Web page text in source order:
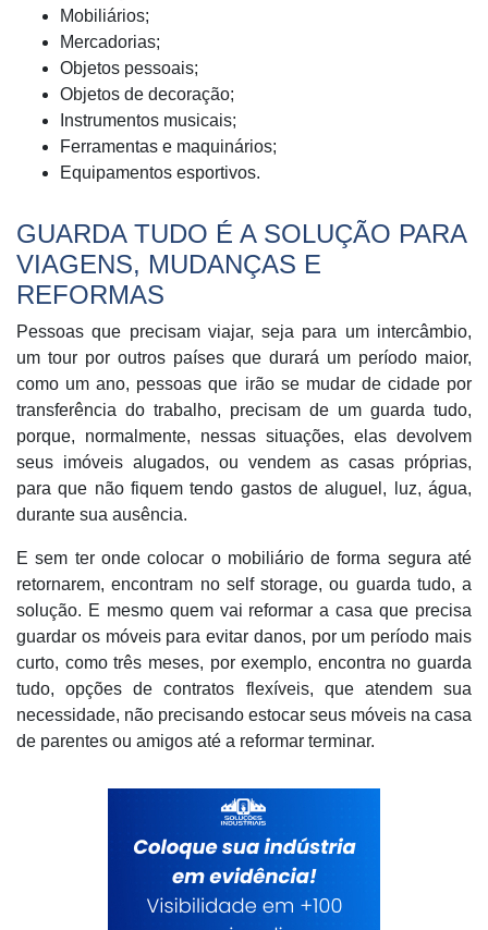
Mobiliários;
Mercadorias;
Objetos pessoais;
Objetos de decoração;
Instrumentos musicais;
Ferramentas e maquinários;
Equipamentos esportivos.
GUARDA TUDO É A SOLUÇÃO PARA
VIAGENS, MUDANÇAS E
REFORMAS
Pessoas que precisam viajar, seja para um intercâmbio,
um tour por outros países que durará um período maior,
como um ano, pessoas que irão se mudar de cidade por
transferência do trabalho, precisam de um guarda tudo,
porque, normalmente, nessas situações, elas devolvem
seus imóveis alugados, ou vendem as casas próprias,
para que não fiquem tendo gastos de aluguel, luz, água,
durante sua ausência.
E sem ter onde colocar o mobiliário de forma segura até
retornarem, encontram no self storage, ou guarda tudo, a
solução. E mesmo quem vai reformar a casa que precisa
guardar os móveis para evitar danos, por um período mais
curto, como três meses, por exemplo, encontra no guarda
tudo, opções de contratos flexíveis, que atendem sua
necessidade, não precisando estocar seus móveis na casa
de parentes ou amigos até a reformar terminar.